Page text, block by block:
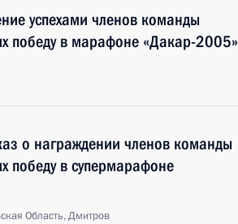
успехами членов команды
победу в марафоне «Дакар-2005»
о награждении членов команды
победу в супермарафоне
Область, Дмитров